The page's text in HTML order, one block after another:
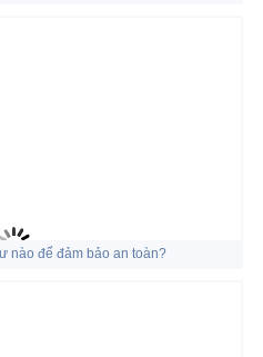
nào để đảm bảo an toàn?